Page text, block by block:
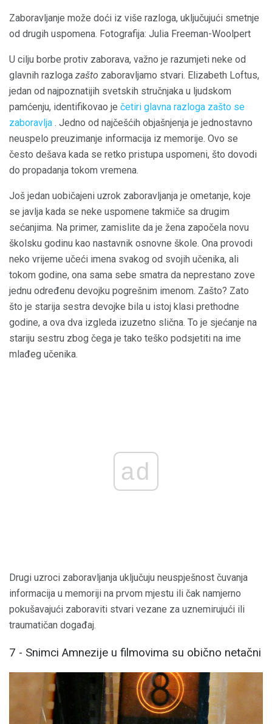
Zaboravljanje može doći iz više razloga, uključujući smetnje
od drugih uspomena. Fotografija: Julia Freeman-Woolpert
U cilju borbe protiv zaborava, važno je razumjeti neke od
glavnih razloga zašto zaboravljamo stvari. Elizabeth Loftus,
jedan od najpoznatijih svetskih stručnjaka u ljudskom
pamćenju, identifikovao je četiri glavna razloga zašto se
zaboravlja . Jedno od najčešćih objašnjenja je jednostavno
neuspelo preuzimanje informacija iz memorije. Ovo se
često dešava kada se retko pristupa uspomeni, što dovodi
do propadanja tokom vremena.
Još jedan uobičajeni uzrok zaboravljanja je ometanje, koje
se javlja kada se neke uspomene takmiče sa drugim
sećanjima. Na primer, zamislite da je žena započela novu
školsku godinu kao nastavnik osnovne škole. Ona provodi
neko vrijeme učeći imena svakog od svojih učenika, ali
tokom godine, ona sama sebe smatra da neprestano zove
jednu određenu devojku pogrešnim imenom. Zašto? Zato
što je starija sestra devojke bila u istoj klasi prethodne
godine, a ova dva izgleda izuzetno slična. To je sjećanje na
stariju sestru zbog čega je tako teško podsjetiti na ime
mlađeg učenika.
ad
Drugi uzroci zaboravljanja uključuju neuspješnost čuvanja
informacija u memoriji na prvom mjestu ili čak namjerno
pokušavajući zaboraviti stvari vezane za uznemirujući ili
traumatičan događaj.
7 - Snimci Amnezije u filmovima su obično netačni